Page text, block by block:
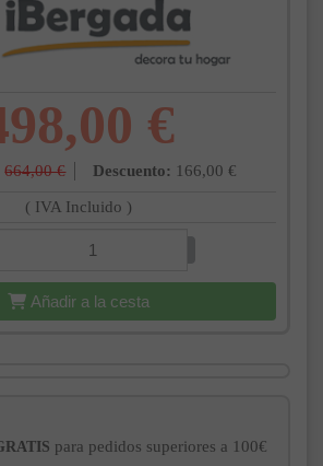
€
664,00 € Descuento: 166,00 €
( IVA Incluido )
Añadir a la cesta
para pedidos superiores a 100€